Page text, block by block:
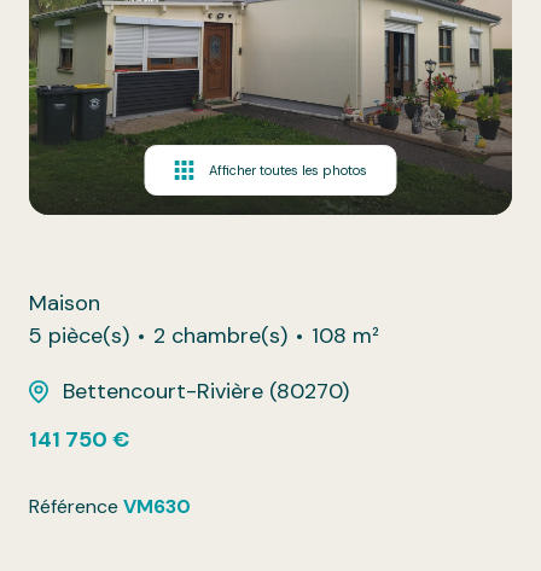
Afficher toutes les photos
Maison
5 pièce(s)
2 chambre(s)
108 m²
Bettencourt-Rivière (80270)
141 750 €
Référence VM630